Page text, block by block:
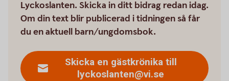
Lyckoslanten. Skicka in ditt bidrag redan idag.
Om din text blir publicerad i tidningen så får
du en aktuell barn/ungdomsbok.
Skicka en gästkrönika till
lyckoslanten@vi.se